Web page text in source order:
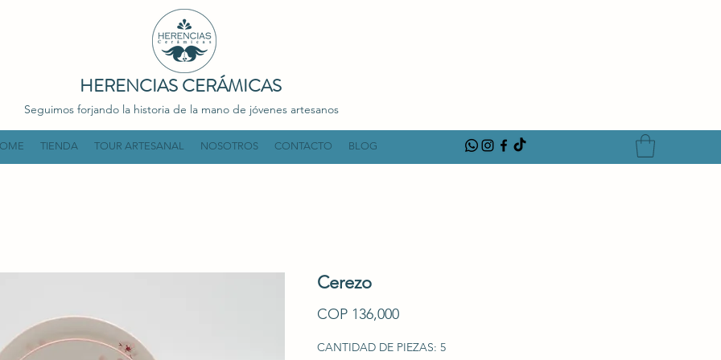
HERENCIAS CERÁMICAS
Seguimos forjando la historia de la mano de jóvenes artesanos
TIENDA TOUR ARTESANAL NOSOTROS CONTACTO BLOG
Cerezo
COP 136,000Precio
CANTIDAD DE PIEZAS: 5